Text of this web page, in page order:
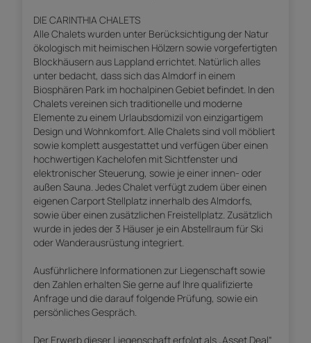
DIE CARINTHIA CHALETS
Alle Chalets wurden unter Berücksichtigung der Natur
ökologisch mit heimischen Hölzern sowie vorgefertigten
Blockhäusern aus Lappland errichtet. Natürlich alles
unter bedacht, dass sich das Almdorf in einem
Biosphären Park im hochalpinen Gebiet befindet. In den
Chalets vereinen sich traditionelle und moderne
Elemente zu einem Urlaubsdomizil von einzigartigem
Design und Wohnkomfort. Alle Chalets sind voll möbliert
sowie komplett ausgestattet und verfügen über einen
hochwertigen Kachelofen mit Sichtfenster und
elektronischer Steuerung, sowie je einer innen- oder
außen Sauna. Jedes Chalet verfügt zudem über einen
eigenen Carport Stellplatz innerhalb des Almdorfs,
sowie über einen zusätzlichen Freistellplatz. Zusätzlich
wurde in jedes der 3 Häuser je ein Abstellraum für Ski
oder Wanderausrüstung integriert.
Ausführlichere Informationen zur Liegenschaft sowie
den Zahlen erhalten Sie gerne auf Ihre qualifizierte
Anfrage und die darauf folgende Prüfung, sowie ein
persönliches Gespräch.
Der Erwerb dieser Liegenschaft erfolgt als „Asset Deal“